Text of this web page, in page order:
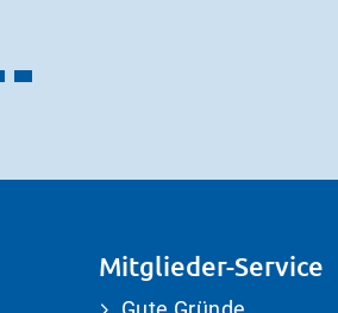
Mitglieder-Service